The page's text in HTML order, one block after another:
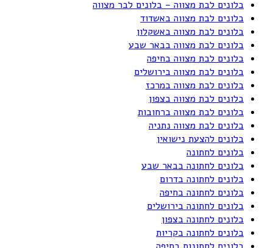
בלונים לבת מצווה – בלונים לבר מצווה
בלונים לבת מצווה באשדוד
בלונים לבת מצווה באשקלון
בלונים לבת מצווה בבאר שבע
בלונים לבת מצווה בחיפה
בלונים לבת מצווה בירושלים
בלונים לבת מצווה במרכז
בלונים לבת מצווה בצפון
בלונים לבת מצווה ברחובות
בלונים לבת מצווה נתניה
בלונים להצעת נישואין
בלונים לחתונה
בלונים לחתונה בבאר שבע
בלונים לחתונה בדרום
בלונים לחתונה בחיפה
בלונים לחתונה בירושלים
בלונים לחתונה בצפון
בלונים לחתונה בקריות